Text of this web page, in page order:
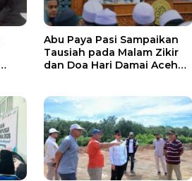
Abu Paya Pasi Sampaikan
Tausiah pada Malam Zikir
dan Doa Hari Damai Aceh